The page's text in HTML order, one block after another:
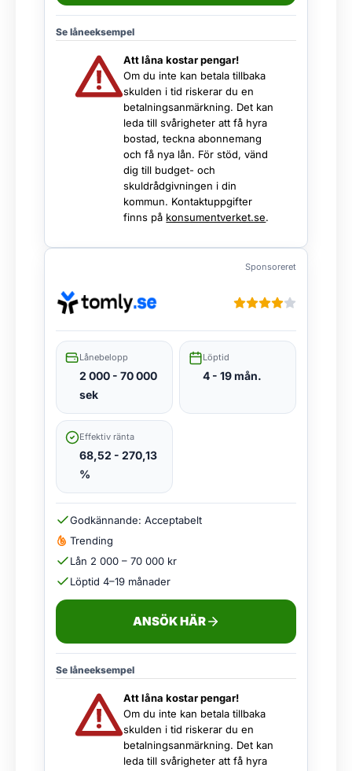
Se låneeksempel
Att låna kostar pengar!
Om du inte kan betala tillbaka
skulden i tid riskerar du en
betalningsanmärkning. Det kan
leda till svårigheter att få hyra
bostad, teckna abonnemang
och få nya lån. För stöd, vänd
dig till budget- och
skuldrådgivningen i din
kommun. Kontaktuppgifter
finns på konsumentverket.se.
Sponsoreret
Lånebelopp
2 000 - 70 000
sek
Löptid
4 - 19 mån.
Effektiv ränta
68,52 - 270,13
%
Godkännande: Acceptabelt
Trending
Lån 2 000 – 70 000 kr
Löptid 4–19 månader
ANSÖK HÄR
Se låneeksempel
Att låna kostar pengar!
Om du inte kan betala tillbaka
skulden i tid riskerar du en
betalningsanmärkning. Det kan
leda till svårigheter att få hyra